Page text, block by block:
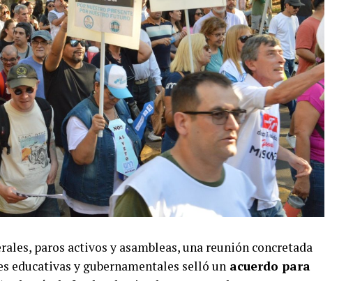
paros activos y asambleas, una reunión concretada
educativas y gubernamentales selló un acuerdo para